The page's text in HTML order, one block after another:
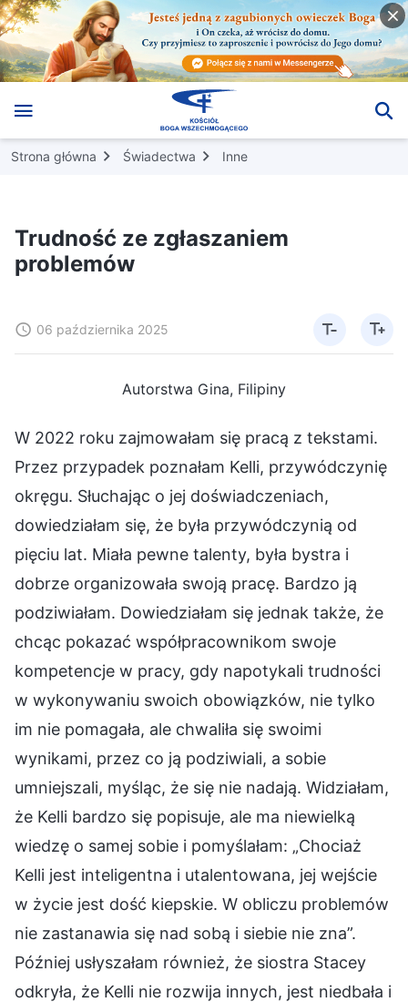
Strona główna Świadectwa Inne
Trudność ze zgłaszaniem
problemów
06 października 2025
Autorstwa Gina, Filipiny
W 2022 roku zajmowałam się pracą z tekstami.
Przez przypadek poznałam Kelli, przywódczynię
okręgu. Słuchając o jej doświadczeniach,
dowiedziałam się, że była przywódczynią od
pięciu lat. Miała pewne talenty, była bystra i
dobrze organizowała swoją pracę. Bardzo ją
podziwiałam. Dowiedziałam się jednak także, że
chcąc pokazać współpracownikom swoje
kompetencje w pracy, gdy napotykali trudności
w wykonywaniu swoich obowiązków, nie tylko
im nie pomagała, ale chwaliła się swoimi
wynikami, przez co ją podziwiali, a sobie
umniejszali, myśląc, że się nie nadają. Widziałam,
że Kelli bardzo się popisuje, ale ma niewielką
wiedzę o samej sobie i pomyślałam: „Chociaż
Kelli jest inteligentna i utalentowana, jej wejście
w życie jest dość kiepskie. W obliczu problemów
nie zastanawia się nad sobą i siebie nie zna”.
Później usłyszałam również, że siostra Stacey
odkryła, że Kelli nie rozwija innych, jest niedbała i